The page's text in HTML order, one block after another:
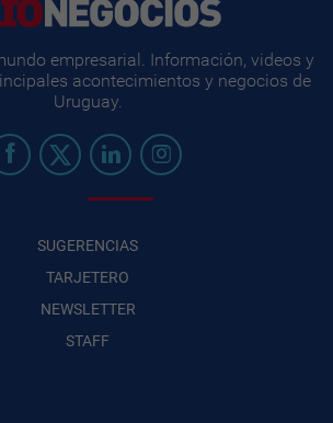
empresarial. Información, videos y
acontecimientos y negocios de
Uruguay.
SUGERENCIAS
TARJETERO
NEWSLETTER
STAFF